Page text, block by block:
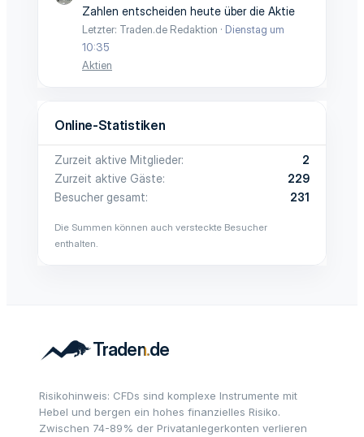
Zahlen entscheiden heute über die Aktie
Letzter: Traden.de Redaktion
Dienstag um
10:35
Aktien
Online-Statistiken
Zurzeit aktive Mitglieder
2
Zurzeit aktive Gäste
229
Besucher gesamt
231
Die Summen können auch versteckte Besucher
enthalten.
Risikohinweis: CFDs sind komplexe Instrumente mit
Hebel und bergen ein hohes finanzielles Risiko.
Zwischen 74-89% der Privatanlegerkonten verlieren